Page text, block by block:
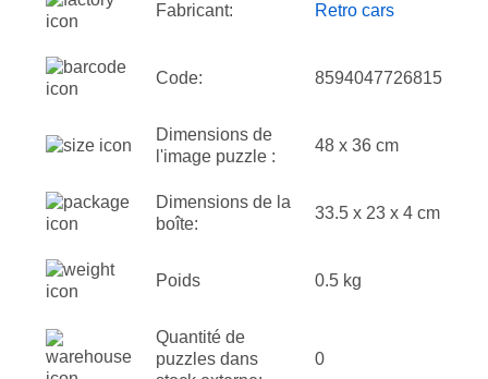
Fabricant: Retro cars
Code: 8594047726815
Dimensions de
l'image puzzle :
48 x 36 cm
Dimensions de la
boîte:
33.5 x 23 x 4 cm
Poids 0.5 kg
Quantité de
puzzles dans
0